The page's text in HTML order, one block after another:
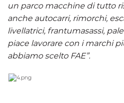
un parco macchine di tutto
anche autocarri, rimorchi,
livellatrici, frantumasassi,
piace lavorare con i marchi
abbiamo scelto FAE”.